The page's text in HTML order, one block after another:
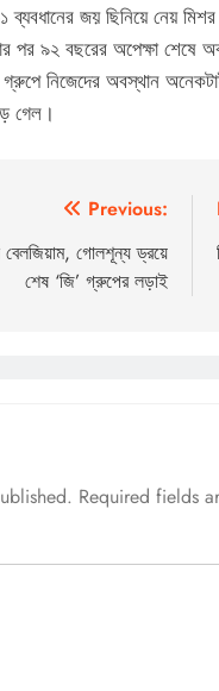
১ ব্যবধানের জয় ছিনিয়ে নেয়
পর ৯২ বছরের অপেক্ষা শেষে
গ্রুপে নিজেদের অবস্থান
গেল।
Previous:
গোলশূন্য ড্রয়ে
শেষ ‘জি’ গ্রুপের লড়াই
Required fields